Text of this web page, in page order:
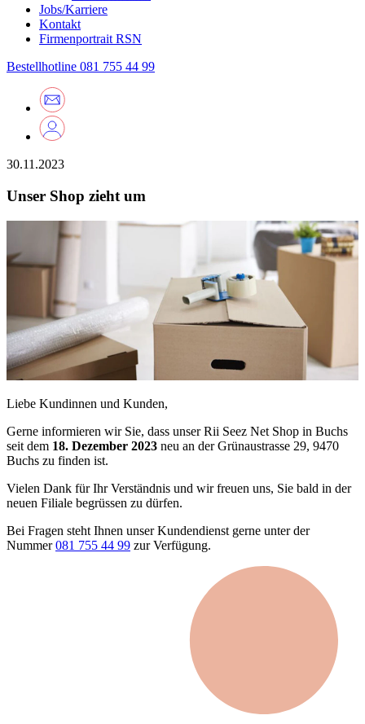
Jobs/Karriere
Kontakt
Firmenportrait RSN
Bestellhotline 081 755 44 99
30.11.2023
Unser Shop zieht um
Liebe Kundinnen und Kunden,
Gerne informieren wir Sie, dass unser Rii Seez Net Shop in Buchs
seit dem 18. Dezember 2023 neu an der Grünaustrasse 29, 9470
Buchs zu finden ist.
Vielen Dank für Ihr Verständnis und wir freuen uns, Sie bald in der
neuen Filiale begrüssen zu dürfen.
Bei Fragen steht Ihnen unser Kundendienst gerne unter der
Nummer081 755 44 99 zur Verfügung.